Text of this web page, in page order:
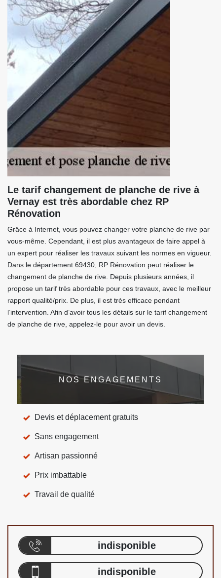
Le tarif changement de planche de rive à
Vernay est très abordable chez RP
Rénovation
Grâce à Internet, vous pouvez changer votre planche de rive par
vous-même. Cependant, il est plus avantageux de faire appel à
un expert pour réaliser les travaux suivant les normes en vigueur.
Dans le département 69430, RP Rénovation peut réaliser le
changement de planche de rive. Depuis plusieurs années, il
propose un tarif très abordable pour ces travaux, avec le meilleur
rapport qualité/prix. De plus, il est très efficace pendant
l’intervention. Afin d’avoir tous les détails sur le tarif changement
de planche de rive, appelez-le pour avoir un devis.
NOS ENGAGEMENTS
Devis et déplacement gratuits
Sans engagement
Artisan passionné
Prix imbattable
Travail de qualité
indisponible
indisponible